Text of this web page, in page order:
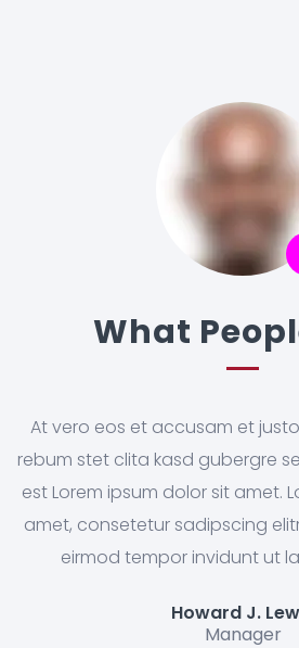
What
At vero eos et accusam et
rebum stet clita kasd gubergre
est Lorem ipsum dolor sit amet.
amet, consetetur sadipscing
eirmod tempor invidunt ut
Howard J.
Manager